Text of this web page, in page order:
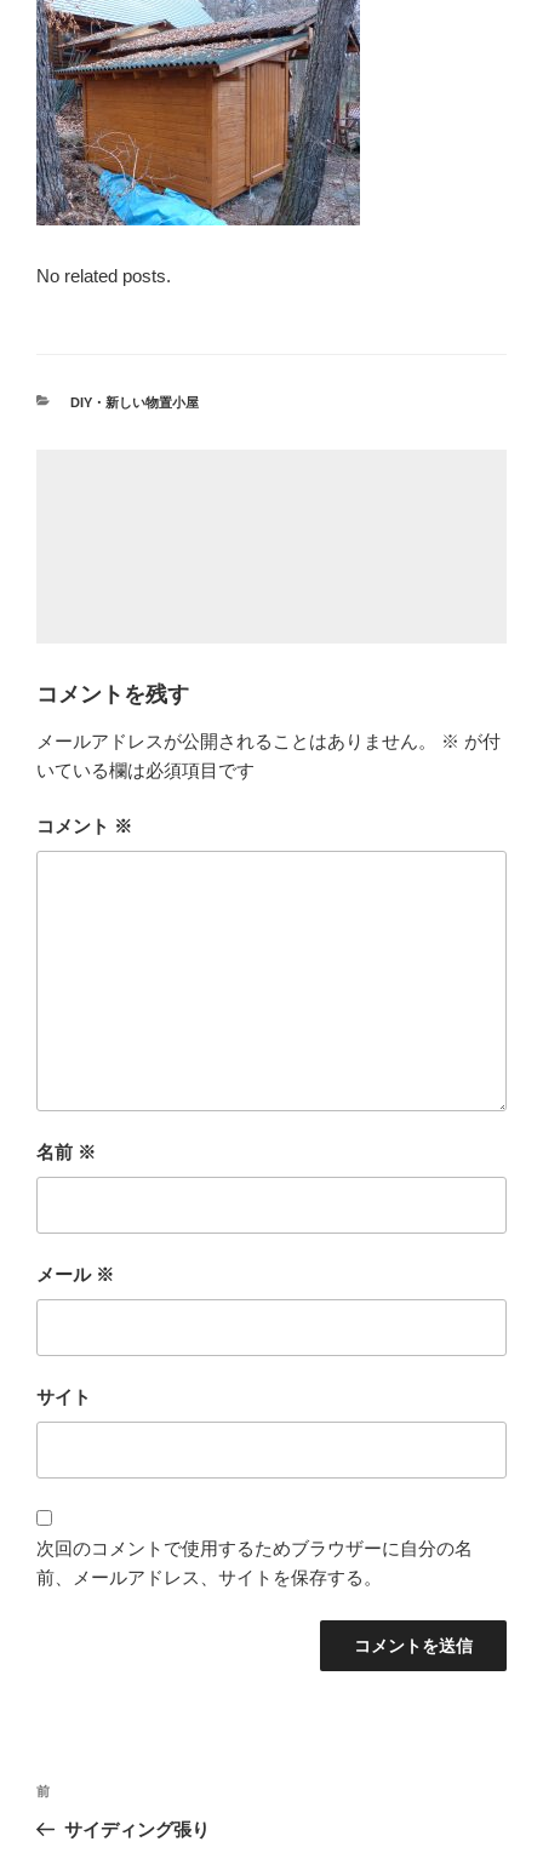
No related posts.
カ
DIY・新しい物置小屋
コメントを残す
メールアドレスが公開されることはありません。 ※ が付
いている欄は必須項目です
コメント ※
名前 ※
メール ※
サイト
次回のコメントで使用するためブラウザーに自分の名
前、メールアドレス、サイトを保存する。
投
過
去
前
サイディング張り